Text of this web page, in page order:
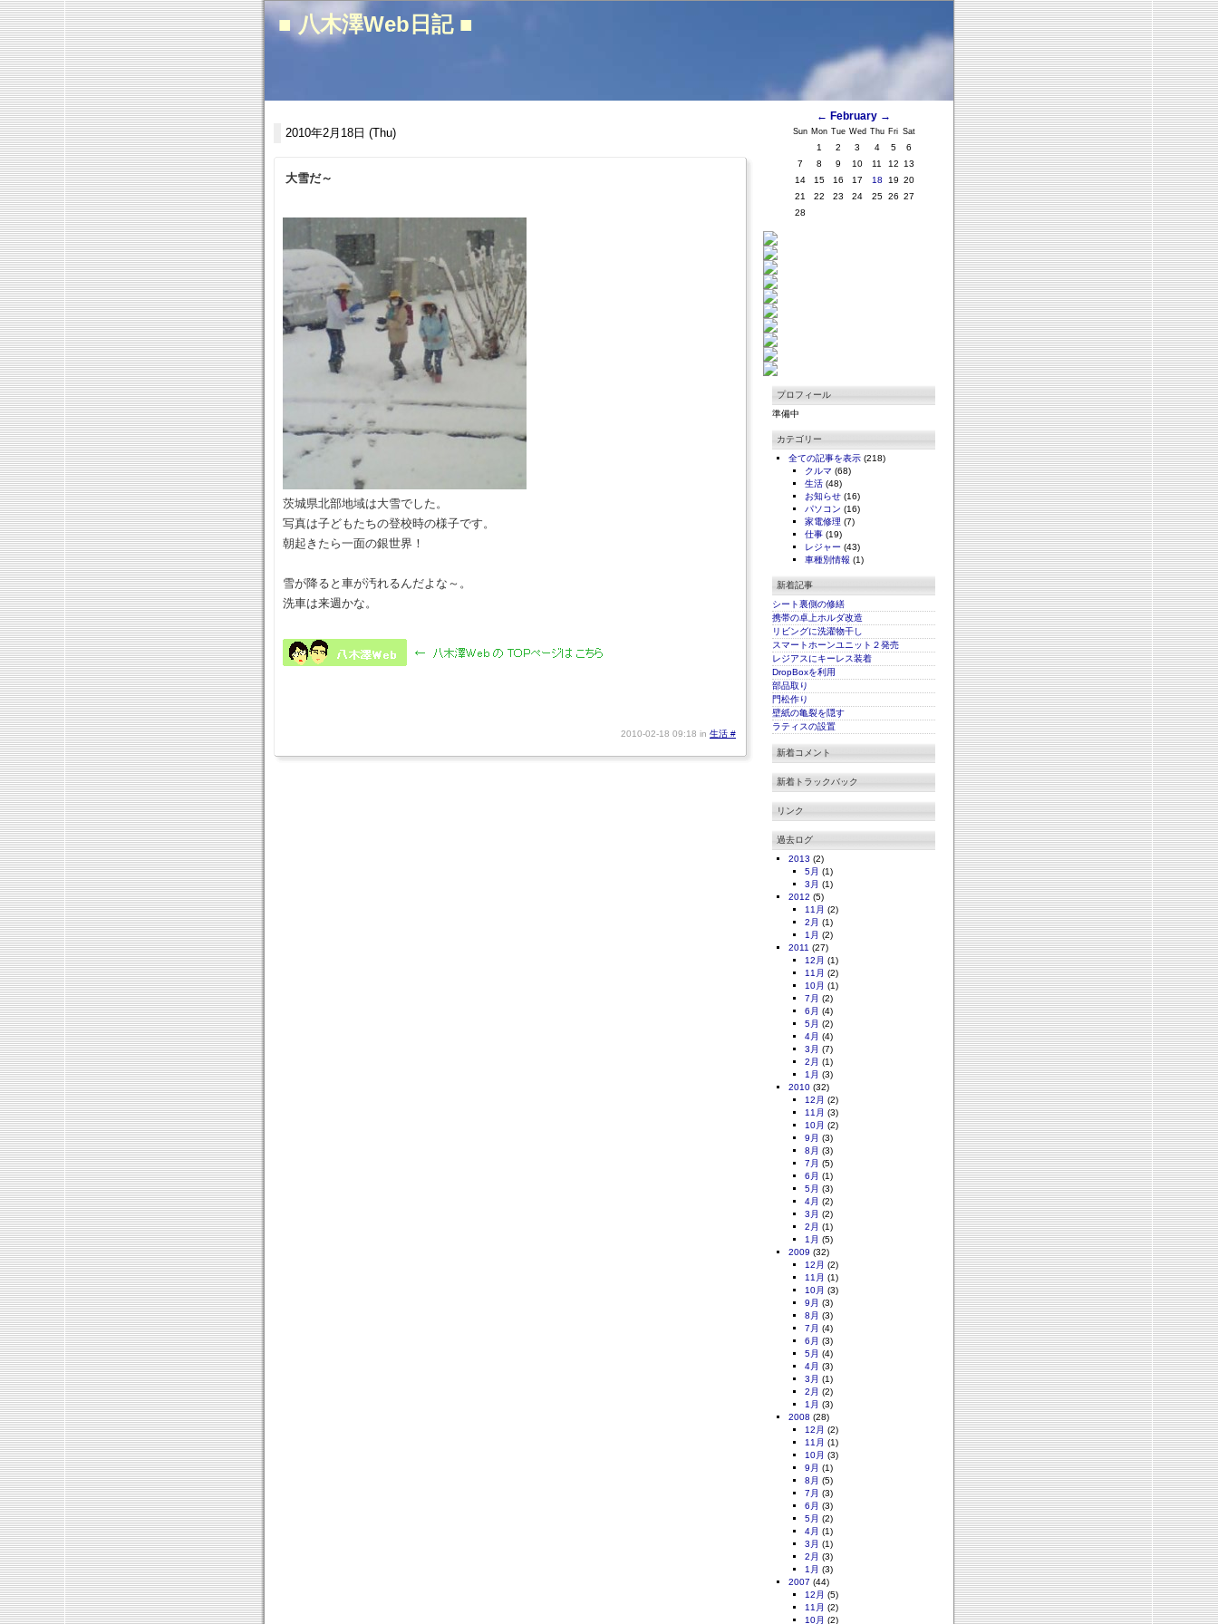
■ 八木澤Web日記 ■
2010年2月18日 (Thu)
大雪だ～
茨城県北部地域は大雪でした。
写真は子どもたちの登校時の様子です。
朝起きたら一面の銀世界！
雪が降ると車が汚れるんだよな～。
洗車は来週かな。
2010-02-18 09:18 in 生活 #
← February →
Sun Mon Tue Wed Thu Fri Sat
1 2 3 4 5
6
7
8 9 10 11 12
13
14
15 16 17 18 19 20
21
22 23 24 25 26 27
28
プロフィール
準備中
カテゴリー
全ての記事を表示 (218)
クルマ (68)
生活 (48)
お知らせ (16)
パソコン (16)
家電修理 (7)
仕事 (19)
レジャー (43)
車種別情報 (1)
新着記事
シート裏側の修繕
携帯の卓上ホルダ改造
リビングに洗濯物干し
スマートホーンユニット２発売
レジアスにキーレス装着
DropBoxを利用
部品取り
門松作り
壁紙の亀裂を隠す
ラティスの設置
新着コメント
新着トラックバック
リンク
過去ログ
2013 (2)
5月 (1)
3月 (1)
2012 (5)
11月 (2)
2月 (1)
1月 (2)
2011 (27)
12月 (1)
11月 (2)
10月 (1)
7月 (2)
6月 (4)
5月 (2)
4月 (4)
3月 (7)
2月 (1)
1月 (3)
2010 (32)
12月 (2)
11月 (3)
10月 (2)
9月 (3)
8月 (3)
7月 (5)
6月 (1)
5月 (3)
4月 (2)
3月 (2)
2月 (1)
1月 (5)
2009 (32)
12月 (2)
11月 (1)
10月 (3)
9月 (3)
8月 (3)
7月 (4)
6月 (3)
5月 (4)
4月 (3)
3月 (1)
2月 (2)
1月 (3)
2008 (28)
12月 (2)
11月 (1)
10月 (3)
9月 (1)
8月 (5)
7月 (3)
6月 (3)
5月 (2)
4月 (1)
3月 (1)
2月 (3)
1月 (3)
2007 (44)
12月 (5)
11月 (2)
10月 (2)